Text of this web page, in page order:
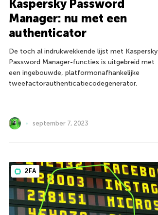
Kaspersky Password
Manager: nu met een
authenticator
De toch al indrukwekkende lijst met Kaspersky
Password Manager-functies is uitgebreid met
een ingebouwde, platformonafhankelijke
tweefactorauthenticatiecodegenerator.
september 7, 2023
2FA